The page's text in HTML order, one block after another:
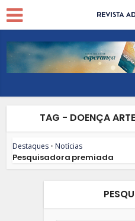
TAG - DOENÇA
Destaques • Notícias
Pesquisadora premiada